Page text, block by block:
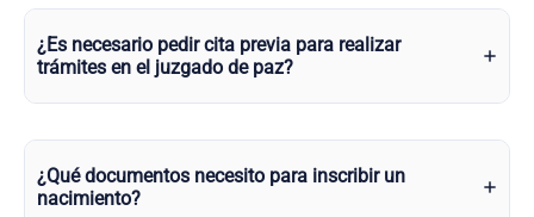
¿Es necesario pedir cita previa para realizar
trámites en el juzgado de paz?
¿Qué documentos necesito para inscribir un
nacimiento?